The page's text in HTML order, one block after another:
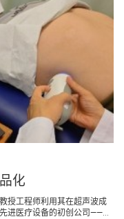
化
授工程师利用其在超声波成
进医疗设备的初创公司——...